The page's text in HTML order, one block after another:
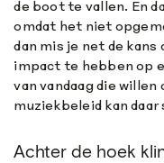
de boot te vallen. En
omdat het niet
dan mis je net de
impact te hebben op
van vandaag die
muziekbeleid kan daar
Achter de hoek